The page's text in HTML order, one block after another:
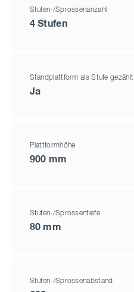
Stufen-/Sprossenanzahl
4 Stufen
Standplattform als Stufe gezählt
Ja
Plattformhöhe
900 mm
Stufen-/Sprossentiefe
80 mm
Stufen-/Sprossenabstand